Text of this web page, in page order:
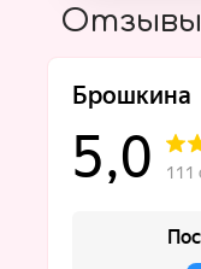
Отзывы